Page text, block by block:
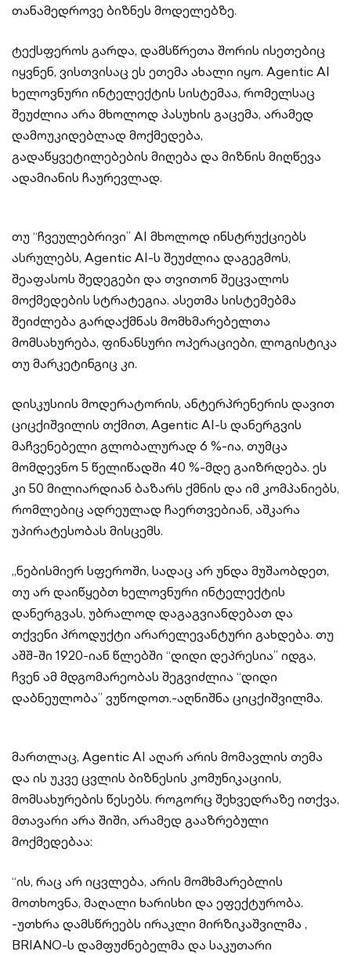
თანამედროვე ბიზნეს მოდელებზე.
ტექსფეროს გარდა, დამსწრეთა შორის ისეთებიც
იყვნენ, ვისთვისაც ეს ეთემა ახალი იყო. Agentic AI
ხელოვნური ინტელექტის სისტემაა, რომელსაც
შეუძლია არა მხოლოდ პასუხის გაცემა, არამედ
დამოუკიდებლად მოქმედება,
გადაწყვეტილებების მიღება და მიზნის მიღწევა
ადამიანის ჩაურევლად.
თუ “ჩვეულებრივი” AI მხოლოდ ინსტრუქციებს
ასრულებს, Agentic AI-ს შეუძლია დაგეგმოს,
შეაფასოს შედეგები და თვითონ შეცვალოს
მოქმედების სტრატეგია. ასეთმა სისტემებმა
შეიძლება გარდაქმნას მომხმარებელთა
მომსახურება, ფინანსური ოპერაციები, ლოგისტიკა
თუ მარკეტინგიც კი.
დისკუსიის მოდერატორის, ანტერპრენერის დავით
ციცქიშვილის თქმით, Agentic AI-ს დანერგვის
მაჩვენებელი გლობალურად 6 %-ია, თუმცა
მომდევნო 5 წელიწადში 40 %-მდე გაიზრდება. ეს
კი 50 მილიარდიან ბაზარს ქმნის და იმ კომპანიებს,
რომლებიც ადრეულად ჩაერთვებიან, აშკარა
უპირატესობას მისცემს.
„ნებისმიერ სფეროში, სადაც არ უნდა მუშაობდეთ,
თუ არ დაიწყებთ ხელოვნური ინტელექტის
დანერგვას, უბრალოდ დაგაგვიანდებათ და
თქვენი პროდუქტი არარელევანტური გახდება. თუ
აშშ-ში 1920-იან წლებში “დიდი დეპრესია” იდგა,
ჩვენ ამ მდგომარეობას შეგვიძლია “დიდი
დაბნეულობა” ვუწოდოთ.-აღნიშნა ციცქიშვილმა.
მართლაც, Agentic AI აღარ არის მომავლის თემა
და ის უკვე ცვლის ბიზნესის კომუნიკაციის,
მომსახურების წესებს. როგორც შეხვედრაზე ითქვა,
მთავარი არა შიში, არამედ გააზრებული
მოქმედებაა:
“ის, რაც არ იცვლება, არის მომხმარებლის
მოთხოვნა, მაღალი ხარისხი და ეფექტურობა.
-უთხრა დამსწრეებს ირაკლი მირზიკაშვილმა ,
BRIANO-ს დამფუძნებელმა და საკუთარი